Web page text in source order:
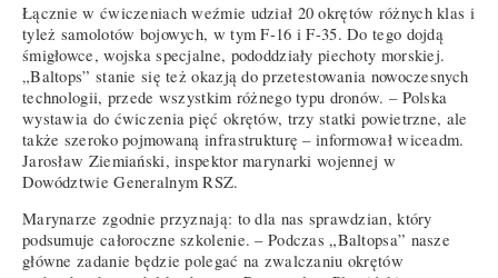
Łącznie w ćwiczeniach weźmie udział 20 okrętów różnych klas i
tyleż samolotów bojowych, w tym F-16 i F-35. Do tego dojdą
śmigłowce, wojska specjalne, pododdziały piechoty morskiej.
„Baltops” stanie się też okazją do przetestowania nowoczesnych
technologii, przede wszystkim różnego typu dronów. – Polska
wystawia do ćwiczenia pięć okrętów, trzy statki powietrzne, ale
także szeroko pojmowaną infrastrukturę – informował wiceadm.
Jarosław Ziemiański, inspektor marynarki wojennej w
Dowództwie Generalnym RSZ.
Marynarze zgodnie przyznają: to dla nas sprawdzian, który
podsumuje całoroczne szkolenie. – Podczas „Baltopsa” nasze
główne zadanie będzie polegać na zwalczaniu okrętów